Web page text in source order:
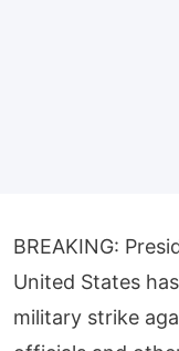
United States
military strike
officials and